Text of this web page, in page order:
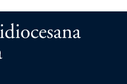
Cristiana